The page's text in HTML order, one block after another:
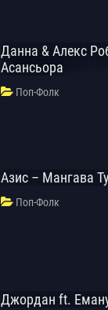
Данна & Алекс
Асансьора
Поп-Фолк
Азис – Мангава Ту
Поп-Фолк
Джордан ft.